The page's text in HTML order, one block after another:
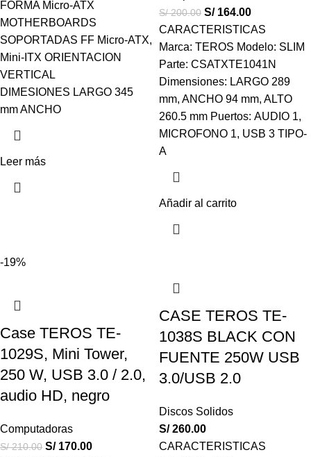
FORMA Micro-ATX
MOTHERBOARDS
SOPORTADAS FF Micro-ATX,
Mini-ITX ORIENTACION
VERTICAL
DIMESIONES LARGO 345
mm ANCHO
Leer más
S/200.00 S/164.00
CARACTERISTICAS
Marca: TEROS Modelo: SLIM
Parte: CSATXTE1041N
Dimensiones: LARGO 289
mm, ANCHO 94 mm, ALTO
260.5 mm Puertos: AUDIO 1,
MICROFONO 1, USB 3 TIPO-
A
Añadir al carrito
-19%
Case TEROS TE-
1029S, Mini Tower,
250 W, USB 3.0 / 2.0,
audio HD, negro
Computadoras
S/210.00 S/170.00
CASE TEROS TE-
1038S BLACK CON
FUENTE 250W USB
3.0/USB 2.0
Discos Solidos
S/260.00
CARACTERISTICAS